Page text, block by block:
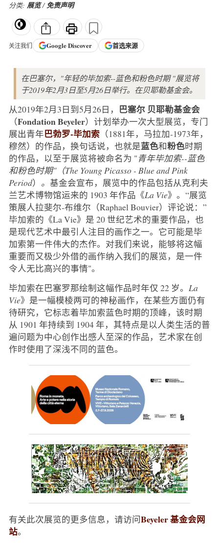
分类: 展览/免责声明
关注我们 GoogleDiscover 首选来源
在巴塞尔，"年轻的毕加索--蓝色和粉色时期 "展览将
于2019年2月3日至5月26日举行。在贝耶勒基金会。
从2019年2月3日到5月26日， 巴塞尔贝耶勒基金会
（Fondation Beyeler）计划举办一次大型展览，专门
展出青年巴勃罗-毕加索（1881年，马拉加-1973年，
穆然）的作品，换句话说，也就是蓝色和粉色时期
的作品，以至于展览将被命名为 "青年毕加索--蓝色
和粉色时期"（The Young Picasso - Blue and Pink
Period） 。 基金会宣布，展览中的作品包括从克利夫
兰艺术博物馆运来的 1903 年作品《La Vie》。“展览
策展人拉斐尔-布维尔（Raphael Bouvier）评论说：”
毕加索的《La Vie》是 20 世纪艺术的重要作品，也
是现代艺术中最引人注目的画作之一。它可能是毕
加索第一件伟大的杰作。对我们来说，能够将这幅
重要而又极少外借的画作纳入我们的展览，是一件
令人无比高兴的事情"。
毕加索在巴塞罗那绘制这幅作品时年仅 22 岁。 La
Vie》是一幅模棱两可的神秘画作，在某些方面仍有
待研究，它标志着毕加索蓝色时期的顶峰，该时期
从 1901 年持续到 1904 年，其特点是以人类生活的普
遍问题为中心创作出感人至深的作品，艺术家在创
作时使用了深浅不同的蓝色。
有关此次展览的更多信息，请访问Beyeler 基金会网
站。